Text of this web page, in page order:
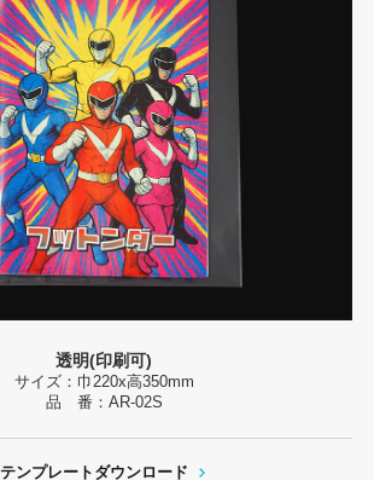
透明(印刷可)
サイズ：巾220x高350mm
品 番：AR-02S
テンプレートダウンロード